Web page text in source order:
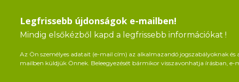
Legfrissebb újdonságok e-mailben!
Mindig elsőkézből kapd a legfrissebb információkat !
Az Ön személyes adatait (e-mail cím) az alkalmazandó jogszabályoknak
mailben küldjük Önnek. Beleegyezését bármikor visszavonhatja írásban,